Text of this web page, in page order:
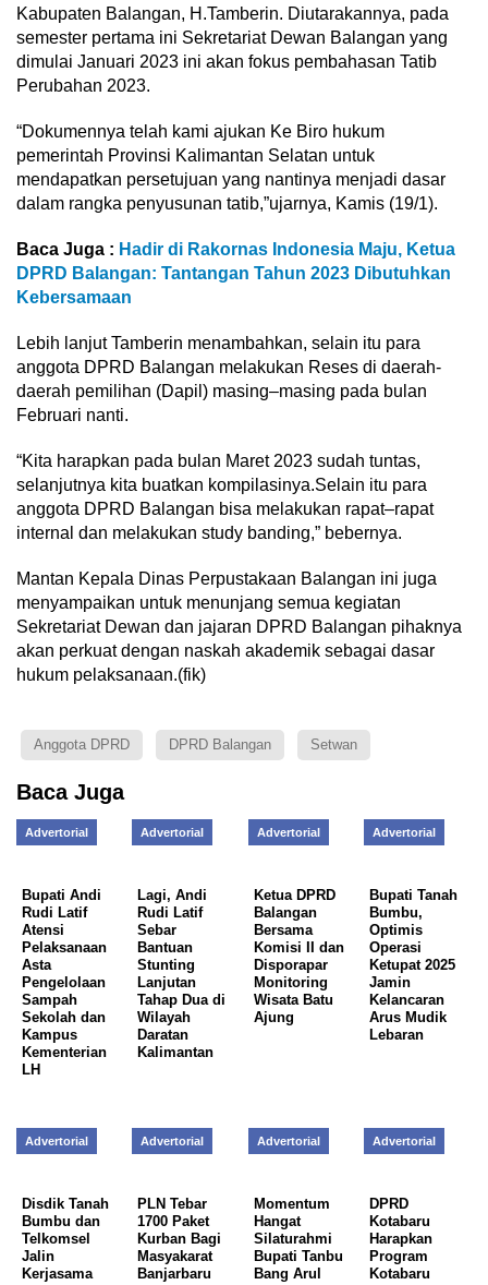
Kabupaten Balangan, H.Tamberin. Diutarakannya, pada
semester pertama ini Sekretariat Dewan Balangan yang
dimulai Januari 2023 ini akan fokus pembahasan Tatib
Perubahan 2023.
“Dokumennya telah kami ajukan Ke Biro hukum
pemerintah Provinsi Kalimantan Selatan untuk
mendapatkan persetujuan yang nantinya menjadi dasar
dalam rangka penyusunan tatib,”ujarnya, Kamis (19/1).
Baca Juga : Hadir di Rakornas Indonesia Maju, Ketua
DPRD Balangan: Tantangan Tahun 2023 Dibutuhkan
Kebersamaan
Lebih lanjut Tamberin menambahkan, selain itu para
anggota DPRD Balangan melakukan Reses di daerah-
daerah pemilihan (Dapil) masing–masing pada bulan
Februari nanti.
“Kita harapkan pada bulan Maret 2023 sudah tuntas,
selanjutnya kita buatkan kompilasinya.Selain itu para
anggota DPRD Balangan bisa melakukan rapat–rapat
internal dan melakukan study banding,” bebernya.
Mantan Kepala Dinas Perpustakaan Balangan ini juga
menyampaikan untuk menunjang semua kegiatan
Sekretariat Dewan dan jajaran DPRD Balangan pihaknya
akan perkuat dengan naskah akademik sebagai dasar
hukum pelaksanaan.(fik)
Anggota DPRD DPRD Balangan Setwan
Baca Juga
Advertorial
Bupati Andi
Rudi Latif
Atensi
Pelaksanaan
Asta
Pengelolaan
Sampah
Sekolah dan
Kampus
Kementerian
LH
Advertorial
Lagi, Andi
Rudi Latif
Sebar
Bantuan
Stunting
Lanjutan
Tahap Dua di
Wilayah
Daratan
Kalimantan
Advertorial
Ketua DPRD
Balangan
Bersama
Komisi II dan
Disporapar
Monitoring
Wisata Batu
Ajung
Advertorial
Bupati Tanah
Bumbu,
Optimis
Operasi
Ketupat 2025
Jamin
Kelancaran
Arus Mudik
Lebaran
Advertorial
Disdik Tanah
Bumbu dan
Telkomsel
Jalin
Kerjasama
Advertorial
PLN Tebar
1700 Paket
Kurban Bagi
Masyakarat
Banjarbaru
Advertorial
Momentum
Hangat
Silaturahmi
Bupati Tanbu
Bang Arul
Advertorial
DPRD
Kotabaru
Harapkan
Program
Kotabaru